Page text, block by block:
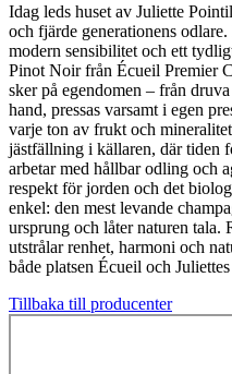
Idag leds huset av Juliette
och fjärde generationens
modern sensibilitet och ett
Pinot Noir från Écueil Premier
sker på egendomen – från
hand, pressas varsamt i egen
varje ton av frukt och
jästfällning i källaren, där tiden
arbetar med hållbar odling och
respekt för jorden och det
enkel: den mest levande
ursprung och låter naturen tala.
utstrålar renhet, harmoni och
både platsen Écueil och
Tillbaka till producenter